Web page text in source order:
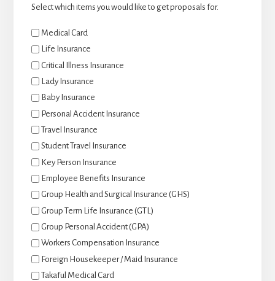
Select which items you would like to get proposals for.
Medical Card
Life Insurance
Critical Illness Insurance
Lady Insurance
Baby Insurance
Personal Accident Insurance
Travel Insurance
Student Travel Insurance
Key Person Insurance
Employee Benefits Insurance
Group Health and Surgical Insurance (GHS)
Group Term Life Insurance (GTL)
Group Personal Accident (GPA)
Workers Compensation Insurance
Foreign Housekeeper / Maid Insurance
Takaful Medical Card